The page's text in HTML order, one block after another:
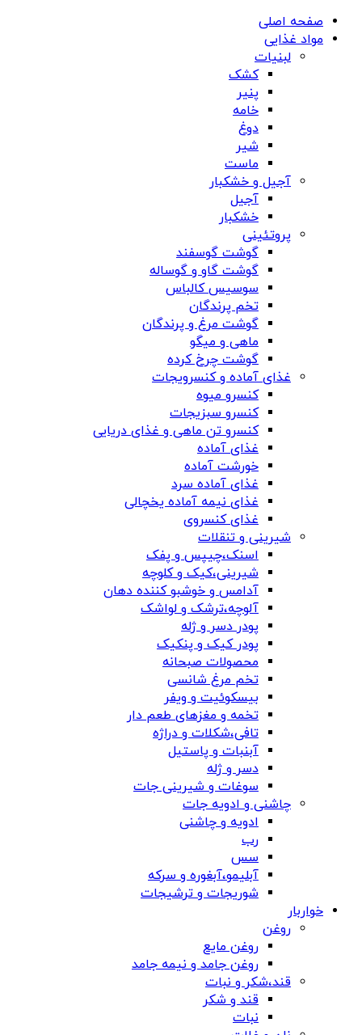
صفحه اصلی
مواد غذایی
لبنیات
کشک
پنیر
خامه
دوغ
شیر
ماست
آجیل و خشکبار
آجیل
خشکبار
پروتئینی
گوشت گوسفند
گوشت گاو و گوساله
سوسیس کالباس
تخم پرندگان
گوشت مرغ و پرندگان
ماهی و میگو
گوشت چرخ کرده
غذای آماده و کنسرویجات
کنسرو میوه
کنسرو سبزیجات
کنسرو تن ماهی و غذای دریایی
غذای آماده
خورشت آماده
غذای آماده سرد
غذای نیمه آماده یخچالی
غذای کنسروی
شیرینی و تنقلات
اسنک،چیپس و پفک
شیرینی،کیک و کلوچه
آدامس و خوشبو کننده دهان
آلوچه،ترشک و لواشک
پودر دسر و ژله
پودر کیک و پنکیک
محصولات صبحانه
تخم مرغ شانسی
بیسکوئیت و ویفر
تخمه و مغزهای طعم دار
تافی،شکلات و دراژه
آبنبات و پاستیل
دسر و ژله
سوغات و شیرینی جات
چاشنی و ادویه جات
ادویه و چاشنی
رب
سس
آبلیمو،آبغوره و سرکه
شوریجات و ترشیجات
خواربار
روغن
روغن مایع
روغن جامد و نیمه جامد
قند،شکر و نبات
قند و شکر
نبات